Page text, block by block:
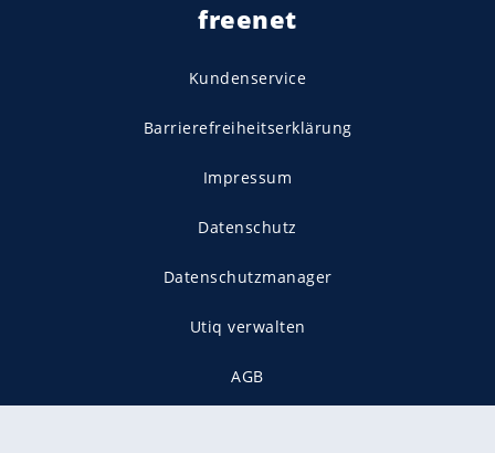
freenet
Kundenservice
Barrierefreiheitserklärung
Impressum
Datenschutz
Datenschutzmanager
Utiq verwalten
AGB